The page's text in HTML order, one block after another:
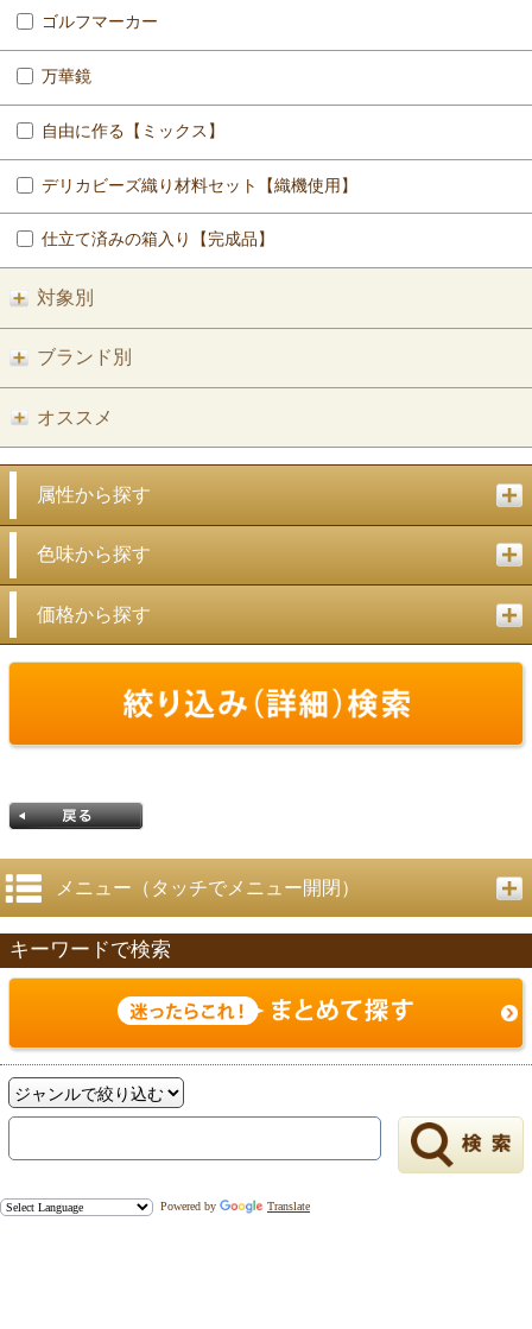
ゴルフマーカー
万華鏡
自由に作る【ミックス】
デリカビーズ織り材料セット【織機使用】
仕立て済みの箱入り【完成品】
対象別
ブランド別
オススメ
属性から探す
色味から探す
価格から探す
戻る
メニュー（タッチでメニュー開閉）
キーワードで検索
Powered by Translate